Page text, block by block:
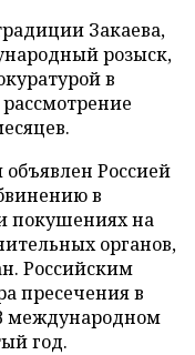
Закаева,
розыск,
в
Россией
в
покушениях на
органов,
Российским
пресечения в
международном
год.